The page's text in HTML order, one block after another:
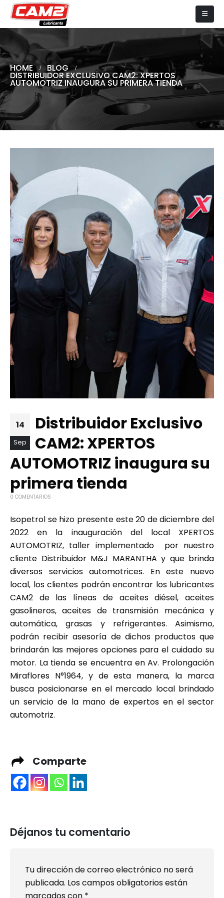
HOME BLOG
DISTRIBUIDOR EXCLUSIVO CAM2: XPERTOS
AUTOMOTRIZ INAUGURA SU PRIMERA TIENDA
14
Sep
Distribuidor Exclusivo
CAM2: XPERTOS
AUTOMOTRIZ inaugura su
primera tienda
0 COMENTARIOS
Isopetrol se hizo presente este 20 de diciembre del
2022 en la inauguración del local XPERTOS
AUTOMOTRIZ, taller implementado por nuestro
cliente Distribuidor M&J MARANTHA y que brinda
diversos servicios automotrices. En este nuevo
local, los clientes podrán encontrar los lubricantes
CAM2 de las líneas de aceites diésel, aceites
gasolineros, aceites de transmisión mecánica y
automática, grasas y refrigerantes. Asimismo,
podrán recibir asesoría de dichos productos que
brindarán las mejores opciones para el cuidado su
motor. La tienda se encuentra en Av. Prolongación
Miraflores N°1964, y de esta manera, la marca
busca posicionarse en el mercado local brindado
un servicio de la mano de expertos en el sector
automotriz.
Comparte
Déjanos tu comentario
Tu dirección de correo electrónico no será
publicada. Los campos obligatorios están